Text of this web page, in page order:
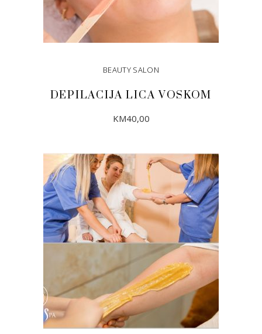
BEAUTY SALON
DEPILACIJA LICA VOSKOM
KM40,00
DODAJ U KORPU